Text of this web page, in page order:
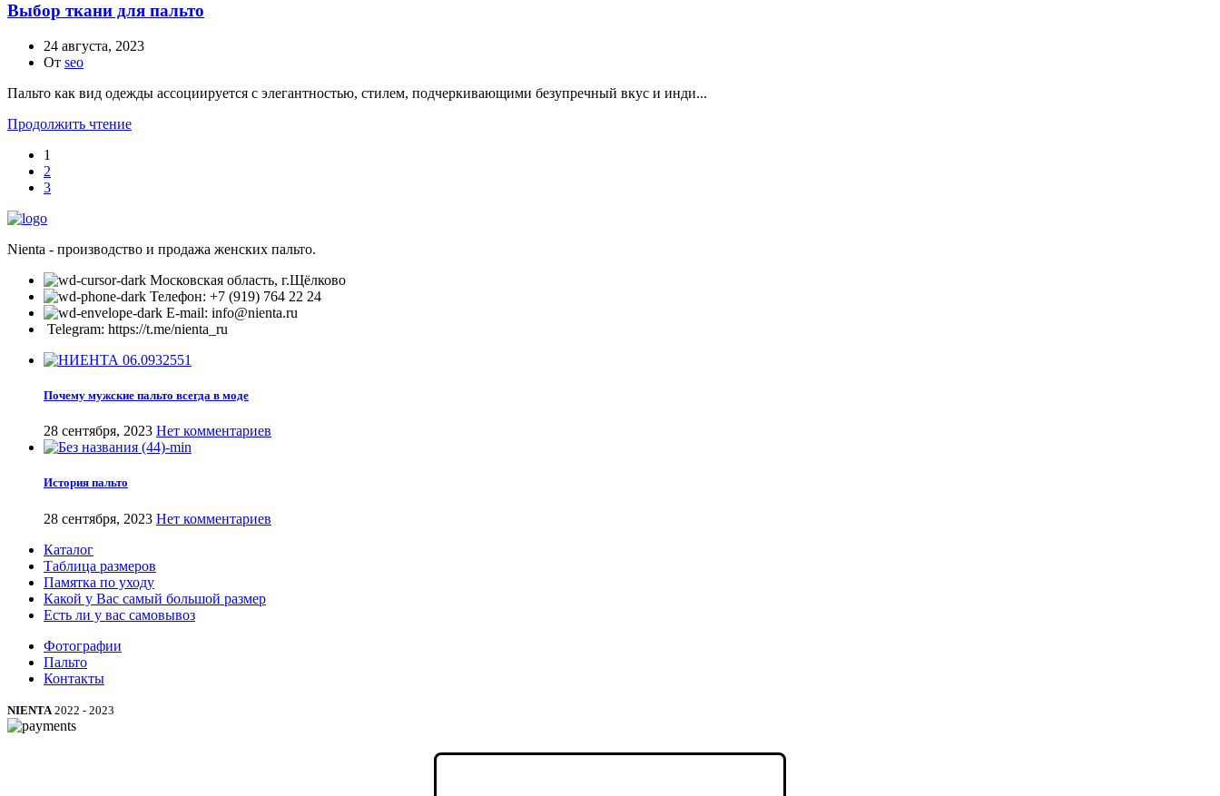
Выбор ткани для пальто
24 августа, 2023
От seo
Пальто как вид одежды ассоциируется с элегантностью, стилем, подчеркивающими безупречный вкус и инди...
Продолжить чтение
1
2
3
Nienta - производство и продажа женских пальто.
Московская область, г.Щёлково
Телефон: +7 (919) 764 22 24
E-mail: info@nienta.ru
Telegram: https://t.me/nienta_ru
Почему мужские пальто всегда в моде
28 сентября, 2023 Нет комментариев
История пальто
28 сентября, 2023 Нет комментариев
Каталог
Таблица размеров
Памятка по уходу
Какой у Вас самый большой размер
Есть ли у вас самовывоз
Фотографии
Пальто
Контакты
NIENTA 2022 - 2023